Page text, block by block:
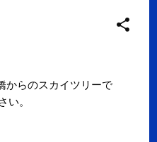
からのスカイツリーで
い。